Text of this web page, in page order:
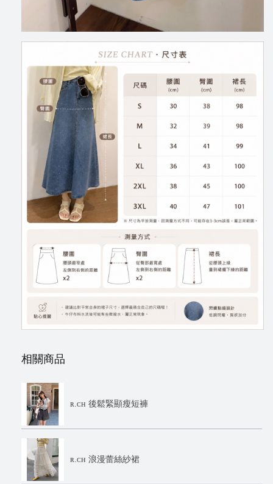
相關商品
ʀ.ᴄʜ 後鬆緊顯瘦短褲
ʀ.ᴄʜ 浪漫蕾絲紗裙